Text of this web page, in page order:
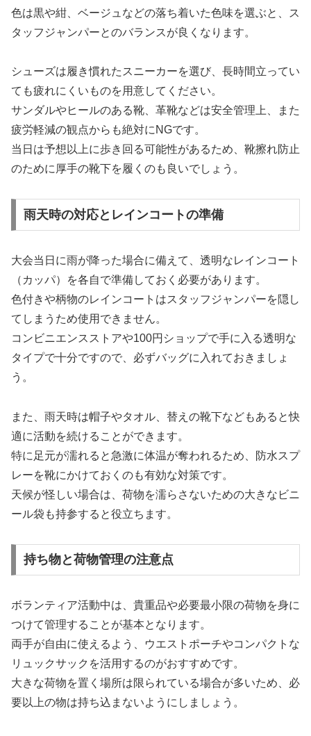
色は黒や紺、ベージュなどの落ち着いた色味を選ぶと、ス
タッフジャンパーとのバランスが良くなります。
シューズは履き慣れたスニーカーを選び、長時間立ってい
ても疲れにくいものを用意してください。
サンダルやヒールのある靴、革靴などは安全管理上、また
疲労軽減の観点からも絶対にNGです。
当日は予想以上に歩き回る可能性があるため、靴擦れ防止
のために厚手の靴下を履くのも良いでしょう。
雨天時の対応とレインコートの準備
大会当日に雨が降った場合に備えて、透明なレインコート
（カッパ）を各自で準備しておく必要があります。
色付きや柄物のレインコートはスタッフジャンパーを隠し
てしまうため使用できません。
コンビニエンスストアや100円ショップで手に入る透明な
タイプで十分ですので、必ずバッグに入れておきましょ
う。
また、雨天時は帽子やタオル、替えの靴下などもあると快
適に活動を続けることができます。
特に足元が濡れると急激に体温が奪われるため、防水スプ
レーを靴にかけておくのも有効な対策です。
天候が怪しい場合は、荷物を濡らさないための大きなビニ
ール袋も持参すると役立ちます。
持ち物と荷物管理の注意点
ボランティア活動中は、貴重品や必要最小限の荷物を身に
つけて管理することが基本となります。
両手が自由に使えるよう、ウエストポーチやコンパクトな
リュックサックを活用するのがおすすめです。
大きな荷物を置く場所は限られている場合が多いため、必
要以上の物は持ち込まないようにしましょう。